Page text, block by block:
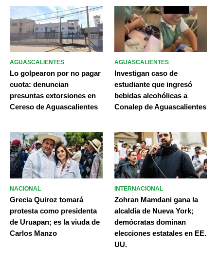
AGUASCALIENTES
Lo golpearon por no pagar
cuota: denuncian
presuntas extorsiones en
Cereso de Aguascalientes
AGUASCALIENTES
Investigan caso de
estudiante que ingresó
bebidas alcohólicas a
Conalep de Aguascalientes
NACIONAL
Grecia Quiroz tomará
protesta como presidenta
de Uruapan; es la viuda de
Carlos Manzo
INTERNACIONAL
Zohran Mamdani gana la
alcaldía de Nueva York;
demócratas dominan
elecciones estatales en EE.
UU.